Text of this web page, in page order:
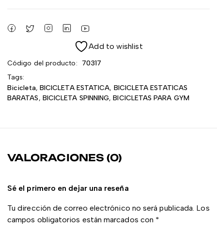
Add to wishlist
Código del producto:
70317
Tags:
Bicicleta, BICICLETA ESTATICA, BICICLETA ESTATICAS
BARATAS, BICICLETA SPINNING,BICICLETAS PARA GYM
VALORACIONES (0)
Sé el primero en dejar una reseña
Tu dirección de correo electrónico no será publicada. Los
campos obligatorios están marcados con *